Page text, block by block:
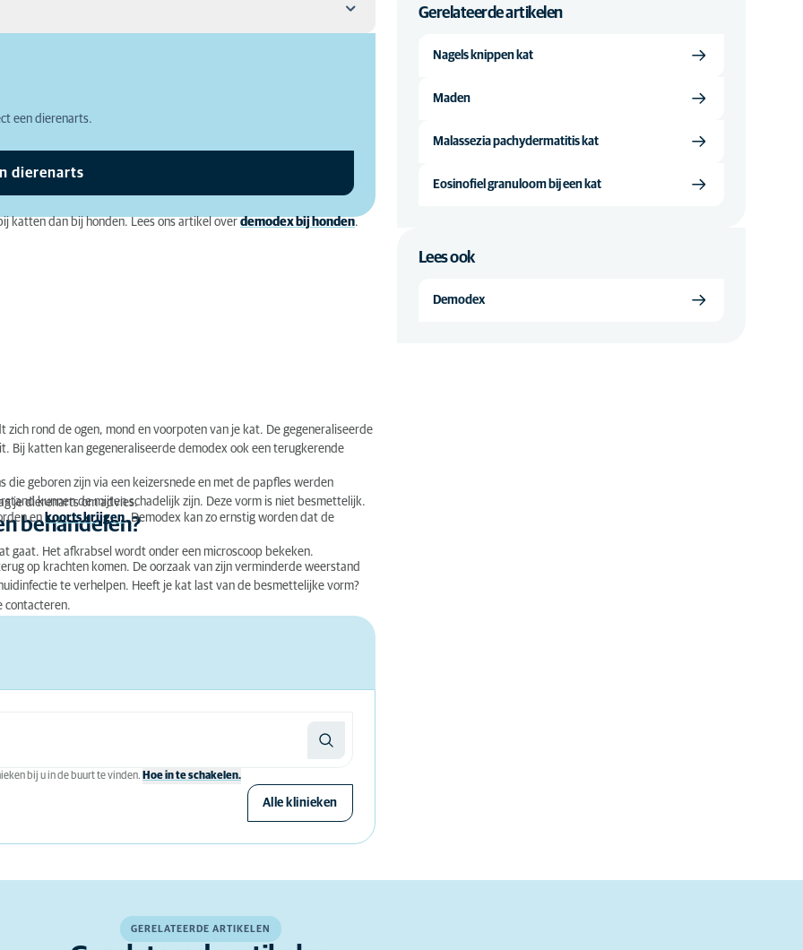
een dierenarts.
dierenarts
katten dan bij honden. Lees ons artikel over demodex bij honden.
rond de ogen, mond en voorpoten van je kat. De gegeneraliseerde
Bij katten kan gegeneraliseerde demodex ook een terugkerende
geboren zijn via een keizersnede en met de papfles werden
kunnen de mijten schadelijk zijn. Deze vorm is niet besmettelijk.
je dierenarts om advies.
behandelen?
en koorts krijgen. Demodex kan zo ernstig worden dat de
gaat. Het afkrabsel wordt onder een microscoop bekeken.
op krachten komen. De oorzaak van zijn verminderde weerstand
te verhelpen. Heeft je kat last van de besmettelijke vorm?
contacteren.
bij u in de buurt te vinden. Hoe in te schakelen.
Alle klinieken
Gerelateerde artikelen
Nagels knippen kat
Maden
Malassezia pachydermatitis kat
Eosinofiel granuloom bij een kat
Lees ook
Demodex
GERELATEERDE ARTIKELEN